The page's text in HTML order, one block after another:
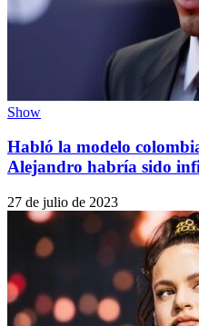
Show
Habló la modelo
Alejandro habría sido
27 de julio de 2023